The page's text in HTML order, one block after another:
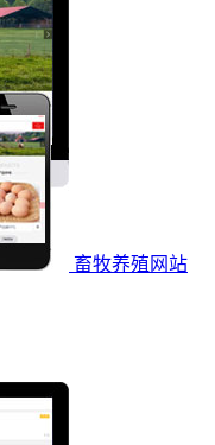
畜牧养殖网站